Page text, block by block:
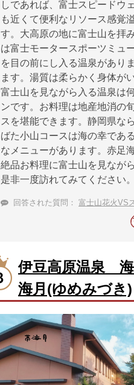
しであれば、富士スピードウ
も近くて便利なリソース感覚
す。大高原の地に富士山を拝
は富士モータースポーツミュ
を目の前にし入る温泉があり
ます。湯質は柔らかく身体が
富士山を見ながら入る温泉は
ンです。お料理は地産地消の
スを堪能できます。静岡県な
ばた小山コースは海の幸であ
なメニューがあります。赤足
絶品お料理に富士山を見なが
是非一度訪れてみてください。
回答された質問： 富士山花火VS
伊豆高原温泉
海月(ゆめみづき)